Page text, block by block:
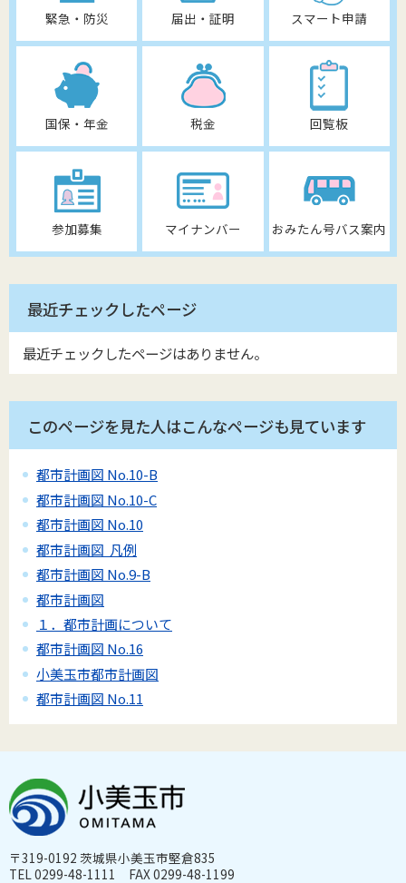
緊急・防災 届出・証明 スマート申請
国保・年金 税金 回覧板
参加募集 マイナンバー おみたん号バス案内
最近チェックしたページ
最近チェックしたページはありません。
このページを見た人はこんなページも見ています
都市計画図 No.10-B
都市計画図 No.10-C
都市計画図 No.10
都市計画図 凡例
都市計画図 No.9-B
都市計画図
１．都市計画について
都市計画図 No.16
小美玉市都市計画図
都市計画図 No.11
〒319-0192 茨城県小美玉市堅倉835
TEL 0299-48-1111 FAX 0299-48-1199